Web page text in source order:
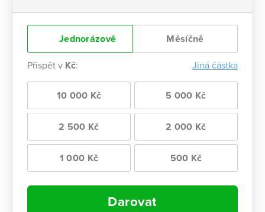
Jednorázově Měsíčně
Přispět v Kč: Jiná částka
10 000 Kč 5 000 Kč
2 500 Kč 2 000 Kč
1 000 Kč 500 Kč
Darovat